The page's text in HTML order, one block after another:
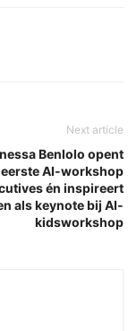
Next article
Benlolo opent
eerste AI-workshop
én inspireert
als keynote bij AI-
kidsworkshop